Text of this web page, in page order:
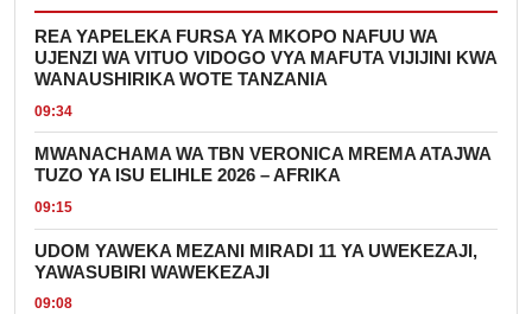
REA YAPELEKA FURSA YA MKOPO NAFUU WA
UJENZI WA VITUO VIDOGO VYA MAFUTA VIJIJINI KWA
WANAUSHIRIKA WOTE TANZANIA
09:34
MWANACHAMA WA TBN VERONICA MREMA ATAJWA
TUZO YA ISU ELIHLE 2026 – AFRIKA
09:15
UDOM YAWEKA MEZANI MIRADI 11 YA UWEKEZAJI,
YAWASUBIRI WAWEKEZAJI
09:08